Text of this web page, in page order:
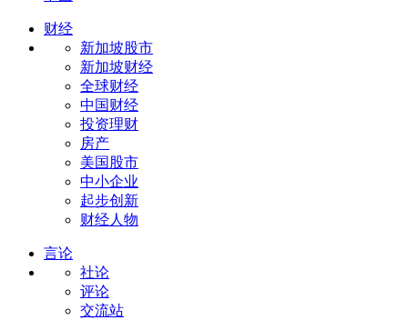
财经
新加坡股市
新加坡财经
全球财经
中国财经
投资理财
房产
美国股市
中小企业
起步创新
财经人物
言论
社论
评论
交流站